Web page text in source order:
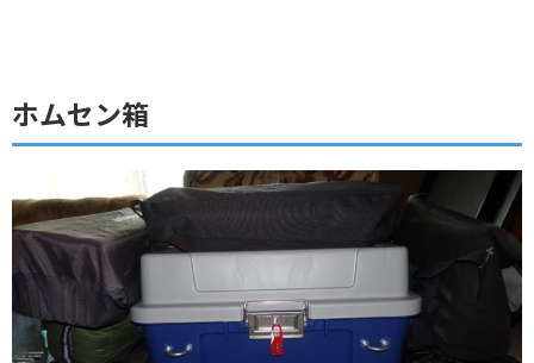
ホムセン箱